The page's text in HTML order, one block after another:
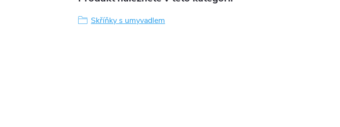
Skříňky s umyvadlem